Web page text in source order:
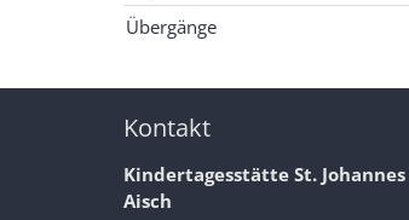
Übergänge
Kontakt
Kindertagesstätte St.
Aisch